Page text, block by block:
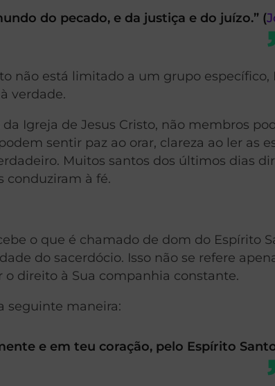
do pecado, e da justiça e do juízo.” (
não está limitado a um grupo específico,
verdade.
Igreja de Jesus Cristo, não membros
sentir paz ao orar, clareza ao ler as
Muitos santos dos últimos dias
conduziram à fé.
o que é chamado de dom do Espírito
do sacerdócio. Isso não se refere
direito à Sua companhia constante.
seguinte maneira:
e em teu coração, pelo Espírito